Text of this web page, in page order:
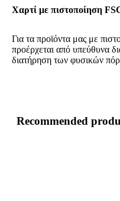
Χαρτί με πιστοποίηση
Για τα προϊόντα μας με
προέρχεται από υπεύθυνα
διατήρηση των φυσικών
Recommended